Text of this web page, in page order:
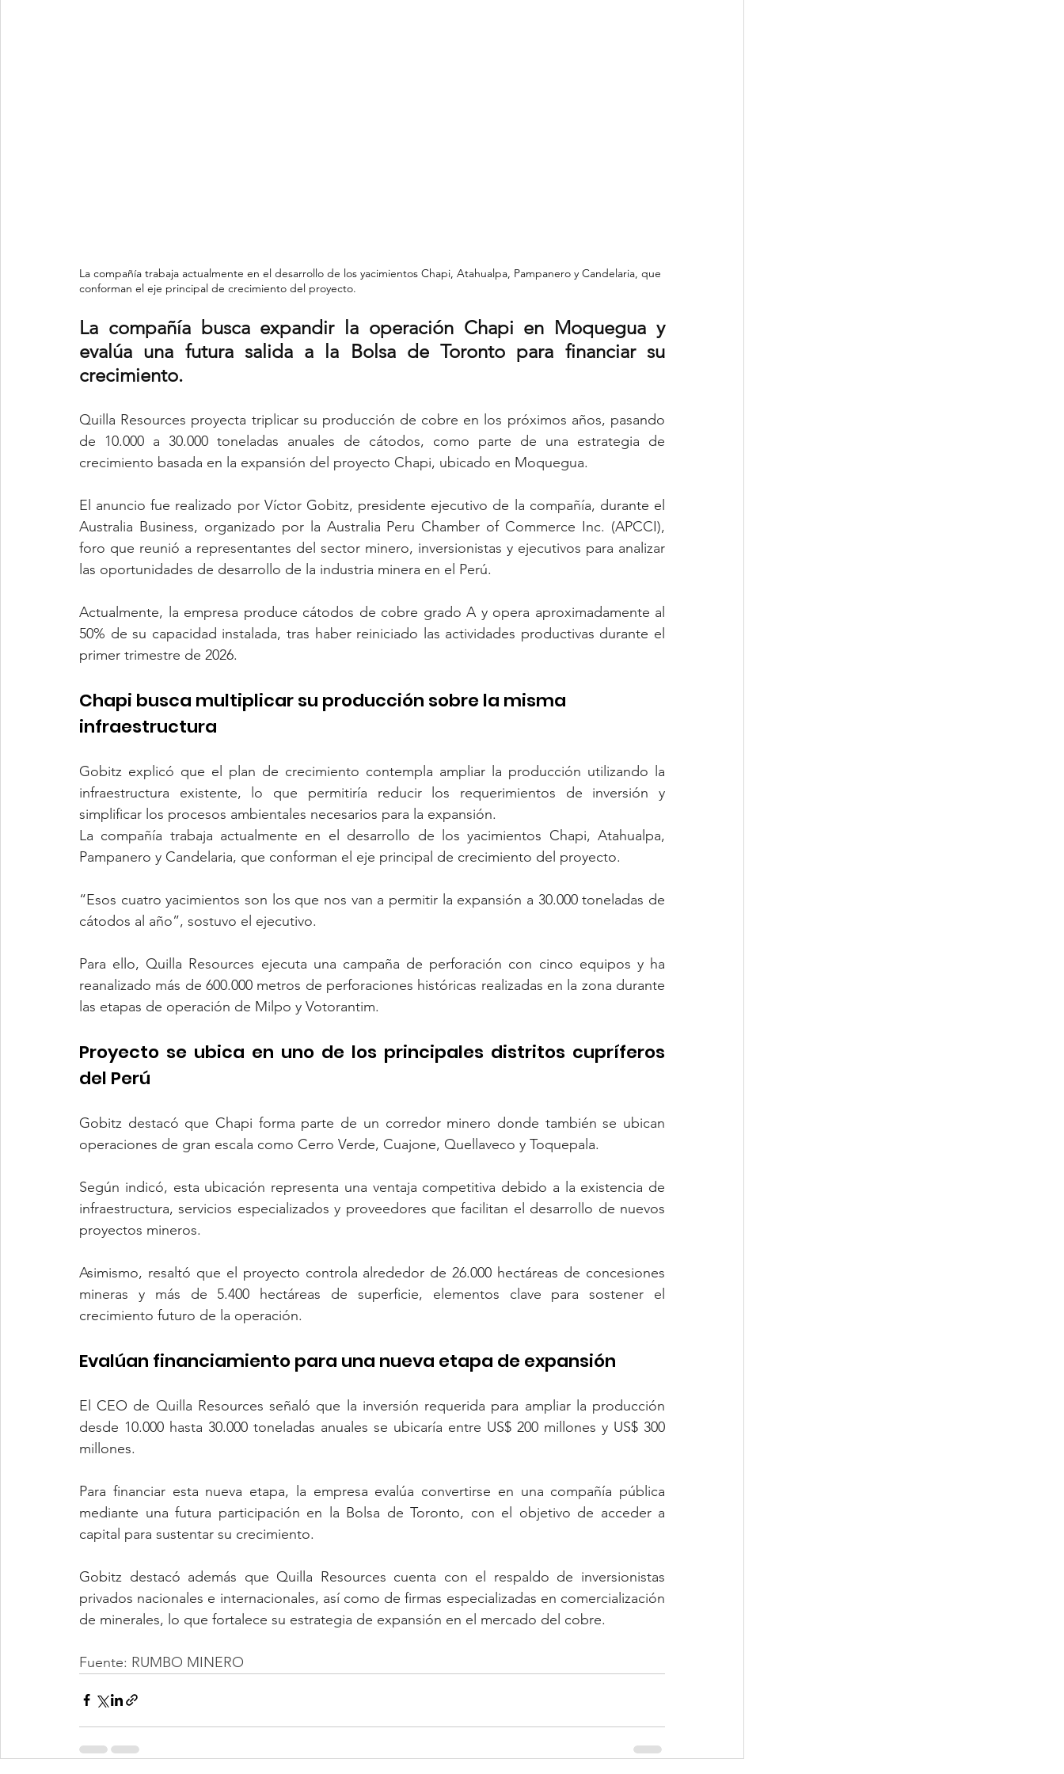
La compañía trabaja actualmente en el desarrollo de los yacimientos Chapi, Atahualpa, Pampanero y Candelaria, que
conforman el eje principal de crecimiento del proyecto.
La compañía busca expandir la operación Chapi en Moquegua y
evalúa una futura salida a la Bolsa de Toronto para financiar su
crecimiento.
Quilla Resources proyecta triplicar su producción de cobre en los próximos años, pasando
de 10.000 a 30.000 toneladas anuales de cátodos, como parte de una estrategia de
crecimiento basada en la expansión del proyecto Chapi, ubicado en Moquegua.
El anuncio fue realizado por Víctor Gobitz, presidente ejecutivo de la compañía, durante el
Australia Business, organizado por la Australia Peru Chamber of Commerce Inc. (APCCI),
foro que reunió a representantes del sector minero, inversionistas y ejecutivos para analizar
las oportunidades de desarrollo de la industria minera en el Perú.
Actualmente, la empresa produce cátodos de cobre grado A y opera aproximadamente al
50% de su capacidad instalada, tras haber reiniciado las actividades productivas durante el
primer trimestre de 2026.
Chapi busca multiplicar su producción sobre la misma
infraestructura
Gobitz explicó que el plan de crecimiento contempla ampliar la producción utilizando la
infraestructura existente, lo que permitiría reducir los requerimientos de inversión y
simplificar los procesos ambientales necesarios para la expansión.
La compañía trabaja actualmente en el desarrollo de los yacimientos Chapi, Atahualpa,
Pampanero y Candelaria, que conforman el eje principal de crecimiento del proyecto.
“Esos cuatro yacimientos son los que nos van a permitir la expansión a 30.000 toneladas de
cátodos al año”, sostuvo el ejecutivo.
Para ello, Quilla Resources ejecuta una campaña de perforación con cinco equipos y ha
reanalizado más de 600.000 metros de perforaciones históricas realizadas en la zona durante
las etapas de operación de Milpo y Votorantim.
Proyecto se ubica en uno de los principales distritos cupríferos
del Perú
Gobitz destacó que Chapi forma parte de un corredor minero donde también se ubican
operaciones de gran escala como Cerro Verde, Cuajone, Quellaveco y Toquepala.
Según indicó, esta ubicación representa una ventaja competitiva debido a la existencia de
infraestructura, servicios especializados y proveedores que facilitan el desarrollo de nuevos
proyectos mineros.
Asimismo, resaltó que el proyecto controla alrededor de 26.000 hectáreas de concesiones
mineras y más de 5.400 hectáreas de superficie, elementos clave para sostener el
crecimiento futuro de la operación.
Evalúan financiamiento para una nueva etapa de expansión
El CEO de Quilla Resources señaló que la inversión requerida para ampliar la producción
desde 10.000 hasta 30.000 toneladas anuales se ubicaría entre US$ 200 millones y US$ 300
millones.
Para financiar esta nueva etapa, la empresa evalúa convertirse en una compañía pública
mediante una futura participación en la Bolsa de Toronto, con el objetivo de acceder a
capital para sustentar su crecimiento.
Gobitz destacó además que Quilla Resources cuenta con el respaldo de inversionistas
privados nacionales e internacionales, así como de firmas especializadas en comercialización
de minerales, lo que fortalece su estrategia de expansión en el mercado del cobre.
Fuente: RUMBO MINERO